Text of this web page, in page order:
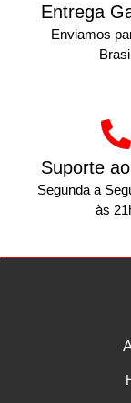
Entrega
Enviamos
Suporte
Segunda a
às